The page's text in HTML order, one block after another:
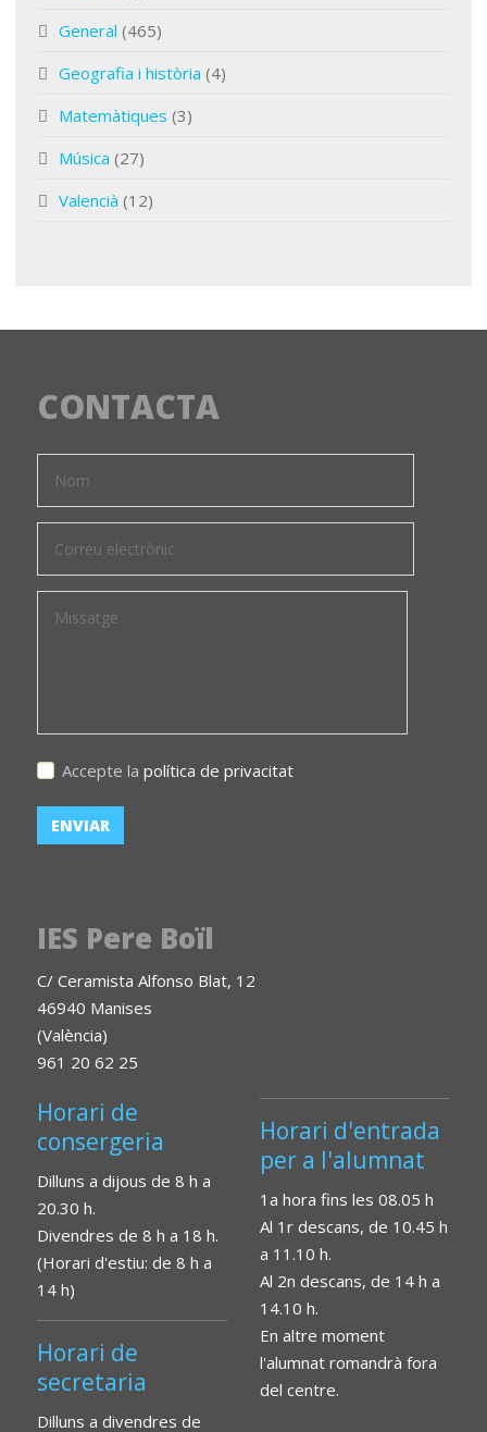
General (465)
Geografia i història (4)
Matemàtiques (3)
Música (27)
Valencià (12)
CONTACTA
Accepte la política de privacitat
IES Pere Boïl
C/ Ceramista Alfonso Blat, 12
46940 Manises
(València)
961 20 62 25
Horari de
consergeria
Dilluns a dijous de 8 h a
20.30 h.
Divendres de 8 h a 18 h.
(Horari d'estiu: de 8 h a
14 h)
Horari de
secretaria
Dilluns a divendres de
Horari d'entrada
per a l'alumnat
1a hora fins les 08.05 h
Al 1r descans, de 10.45 h
a 11.10 h.
Al 2n descans, de 14 h a
14.10 h.
En altre moment
l'alumnat romandrà fora
del centre.